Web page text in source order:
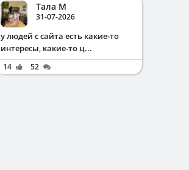
Тала М
31-07-2026
у людей с сайта есть какие-то
интересы, какие-то ц...
14 52